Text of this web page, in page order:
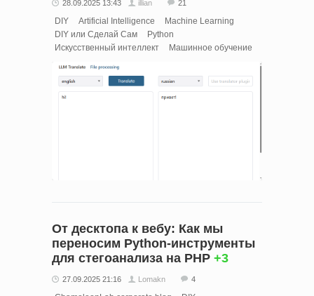
28.09.2025 13:43 illian 21
DIY Artificial Intelligence
Machine Learning
DIY или Сделай Сам
Python
Искусственный интеллект
Машинное обучение
От десктопа к вебу: Как мы
переносим Python-инструменты
для стегоанализа на PHP +3
27.09.2025 21:16 Lomakn 4